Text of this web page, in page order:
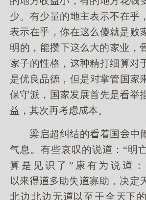
少。有少量的主表示不在乎
表示在乎，你在傻就是败
明的，攒的业，
子的格，精打细算
是优良品德，但是掌管国
保守派，国展首先是举
益，其次再考虑本。
梁启超纠结的着国中
气息。有些哀叹的说：“明
算是见识了”康有说
助失寡助，决定
北边北边无至全